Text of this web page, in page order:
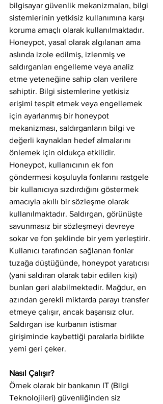
bilgisayar güvenlik mekanizmaları, bilgi
sistemlerinin yetkisiz kullanımına karşı
koruma amaçlı olarak kullanılmaktadır.
Honeypot, yasal olarak algılanan ama
aslında izole edilmiş, izlenmiş ve
saldırganları engelleme veya analiz
etme yeteneğine sahip olan verilere
sahiptir. Bilgi sistemlerine yetkisiz
erişimi tespit etmek veya engellemek
için ayarlanmış bir honeypot
mekanizması, saldırganların bilgi ve
değerli kaynakları hedef almalarını
önlemek için oldukça etkilidir.
Honeypot, kullanıcının ek fon
göndermesi koşuluyla fonlarını rastgele
bir kullanıcıya sızdırdığını göstermek
amacıyla akıllı bir sözleşme olarak
kullanılmaktadır. Saldırgan, görünüşte
savunmasız bir sözleşmeyi devreye
sokar ve fon şeklinde bir yem yerleştirir.
Kullanıcı tarafından sağlanan fonlar
tuzağa düştüğünde, honeypot yaratıcısı
(yani saldıran olarak tabir edilen kişi)
bunları geri alabilmektedir. Mağdur, en
azından gerekli miktarda parayı transfer
etmeye çalışır, ancak başarısız olur.
Saldırgan ise kurbanın istismar
girişiminde kaybettiği paralarla birlikte
yemi geri çeker.
Nasıl Çalışır?
Örnek olarak bir bankanın IT (Bilgi
Teknolojileri) güvenliğinden siz